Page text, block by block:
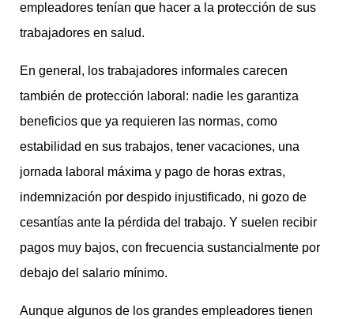
empleadores tenían que hacer a la protección de sus
trabajadores en salud.
En general, los trabajadores informales carecen
también de protección laboral: nadie les garantiza
beneficios que ya requieren las normas, como
estabilidad en sus trabajos, tener vacaciones, una
jornada laboral máxima y pago de horas extras,
indemnización por despido injustificado, ni gozo de
cesantías ante la pérdida del trabajo. Y suelen recibir
pagos muy bajos, con frecuencia sustancialmente por
debajo del salario mínimo.
Aunque algunos de los grandes empleadores tienen